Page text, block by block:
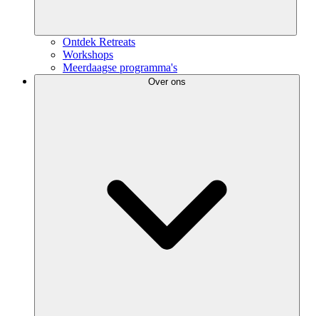
Ontdek Retreats
Workshops
Meerdaagse programma's
Over ons